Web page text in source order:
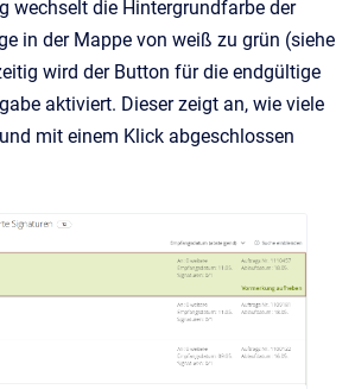
wechselt die Hintergrundfarbe der
in der Mappe von weiß zu grün (siehe
wird der Button für die endgültige
aktiviert. Dieser zeigt an, wie viele
mit einem Klick abgeschlossen